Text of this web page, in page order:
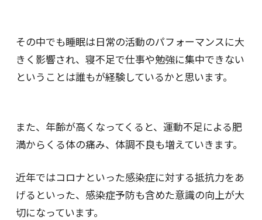
その中でも睡眠は日常の活動のパフォーマンスに大
きく影響され、寝不足で仕事や勉強に集中できない
ということは誰もが経験しているかと思います。
また、年齢が高くなってくると、運動不足による肥
満からくる体の痛み、体調不良も増えていきます。
近年ではコロナといった感染症に対する抵抗力をあ
げるといった、感染症予防も含めた意識の向上が大
切になっています。